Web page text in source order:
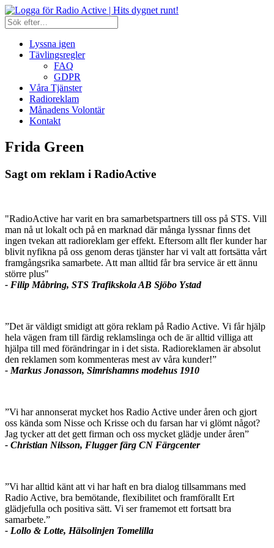
Lyssna igen
Tävlingsregler
FAQ
GDPR
Våra Tjänster
Radioreklam
Månadens Volontär
Kontakt
Frida Green
Sagt om reklam i RadioActive
"RadioActive har varit en bra samarbetspartners till oss på STS. Vill
man nå ut lokalt och på en marknad där många lyssnar finns det
ingen tvekan att radioreklam ger effekt. Eftersom allt fler kunder har
blivit nyfikna på oss genom deras tjänster har vi valt att fortsätta vårt
framgångsrika samarbete. Att man alltid får bra service är ett ännu
större plus"
- Filip Måbring, STS Trafikskola AB Sjöbo Ystad
”Det är väldigt smidigt att göra reklam på Radio Active. Vi får hjälp
hela vägen fram till färdig reklamslinga och de är alltid villiga att
hjälpa till med förändringar in i det sista. Radioreklamen är absolut
den reklamen som kommenteras mest av våra kunder!”
- Markus Jonasson, Simrishamns modehus 1910
”Vi har annonserat mycket hos Radio Active under åren och gjort
oss kända som Nisse och Krisse och du farsan har vi glömt något?
Jag tycker att det gett firman och oss mycket glädje under åren”
- Christian Nilsson, Flugger färg CN Färgcenter
”Vi har alltid känt att vi har haft en bra dialog tillsammans med
Radio Active, bra bemötande, flexibilitet och framförallt Ert
glädjefulla och positiva sätt. Vi ser framemot ett fortsatt bra
samarbete.”
- Lollo & Lotte, Hälsolinjen Tomelilla